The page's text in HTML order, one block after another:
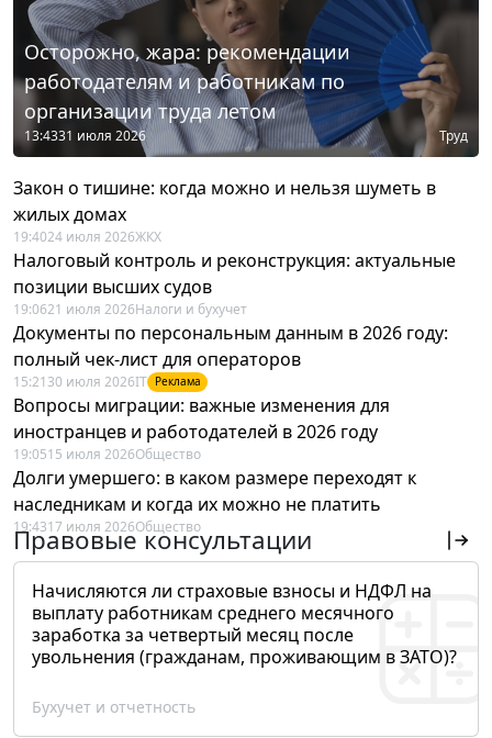
Осторожно, жара: рекомендации
работодателям и работникам по
организации труда летом
13:4331 июля 2026 Труд
Закон о тишине: когда можно и нельзя шуметь в
жилых домах
19:4024 июля 2026ЖКХ
Налоговый контроль и реконструкция: актуальные
позиции высших судов
19:0621 июля 2026Налоги и бухучет
Документы по персональным данным в 2026 году:
полный чек-лист для операторов
15:21 30 июля 2026IT Реклама
Вопросы миграции: важные изменения для
иностранцев и работодателей в 2026 году
19:0515 июля 2026Общество
Долги умершего: в каком размере переходят к
наследникам и когда их можно не платить
19:4317 июля 2026Общество
Правовые консультации
Начисляются ли страховые взносы и НДФЛ на
выплату работникам среднего месячного
заработка за четвертый месяц после
увольнения (гражданам, проживающим в ЗАТО)?
Бухучет и отчетность